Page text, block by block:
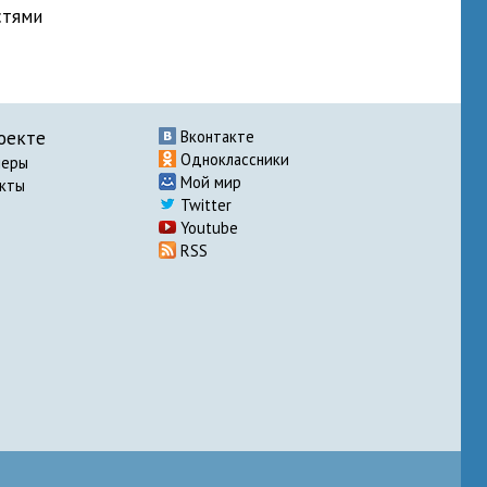
Вконтакте
Одноклассники
Мой мир
Twitter
Youtube
RSS